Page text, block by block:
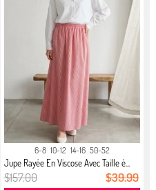
6-8 10-12 14-16 50-52
Jupe Rayée En Viscose Avec Taille é...
$157.00 $39.99